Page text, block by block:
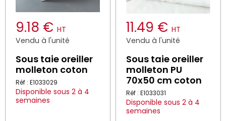
9.18 € HT
Vendu à l'unité
Sous taie oreiller
molleton coton
Réf : E1033029
Disponible sous 2 à 4
semaines
11.49 € HT
Vendu à l'unité
Sous taie oreiller
molleton PU
70x50 cm coton
Réf : E1033031
Disponible sous 2 à 4
semaines